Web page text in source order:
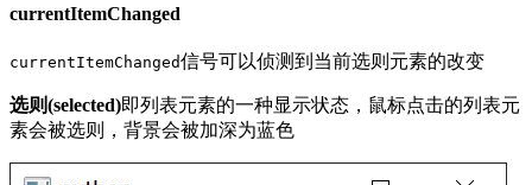
currentItemChanged
currentItemChanged信号可以侦测到当前选则元素的改变
选则(selected)即列表元素的一种显示状态，鼠标点击的列表元
素会被选则，背景会被加深为蓝色